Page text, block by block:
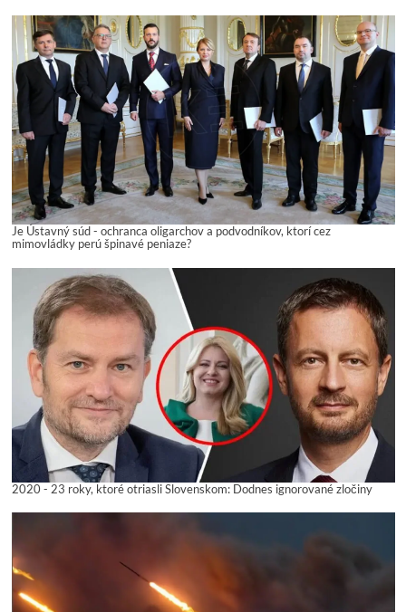
Je Ústavný súd - ochranca oligarchov a podvodníkov, ktorí cez
mimovládky perú špinavé peniaze?
2020 - 23 roky, ktoré otriasli Slovenskom: Dodnes ignorované zločiny